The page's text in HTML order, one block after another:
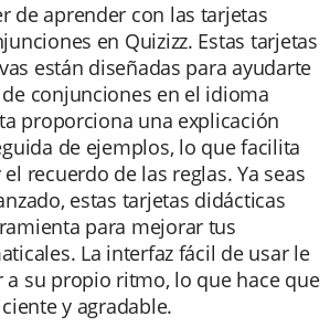
de aprender con las tarjetas
en Quizizz. Estas tarjetas
están diseñadas para ayudarte
conjunciones en el idioma
proporciona una explicación
de ejemplos, lo que facilita
recuerdo de las reglas. Ya seas
estas tarjetas didácticas
para mejorar tus
La interfaz fácil de usar le
su propio ritmo, lo que hace que
y agradable.